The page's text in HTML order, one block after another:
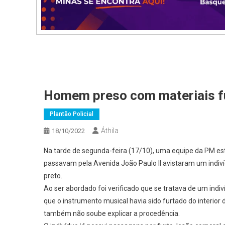
Homem preso com materiais
Plantão Policial
18/10/2022 Áthila
Na tarde de segunda-feira (17/10), uma equipe da PM
passavam pela Avenida João Paulo II avistaram um
preto.
Ao ser abordado foi verificado que se tratava de um
que o instrumento musical havia sido furtado do
também não soube explicar a procedência.